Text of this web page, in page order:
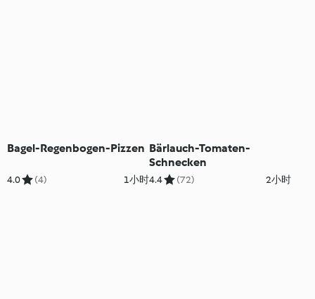
Bagel-Regenbogen-Pizzen
4.0 (4) 1小时
Bärlauch-Tomaten-
Schnecken
4.4 (72) 2小时